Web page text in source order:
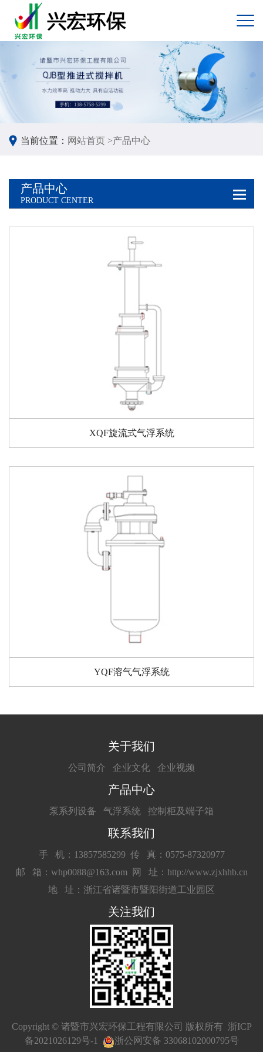
当前位置： 网站首页 >产品中心
产品中心
PRODUCT CENTER
XQF旋流式气浮系统
YQF溶气气浮系统
关于我们
公司简介 企业文化 企业视频
产品中心
泵系列设备 气浮系统 控制柜及端子箱
联系我们
手 机：13857585299 传 真：0575-87320977
邮 箱：whp0088@163.com
网 址：http://www.zjxhhb.cn
地 址：浙江省诸暨市暨阳街道工业园区
关注我们
Copyright © 诸暨市兴宏环保工程有限公司 版权所有 浙ICP
备2021026129号-1
浙公网安备 33068102000795号